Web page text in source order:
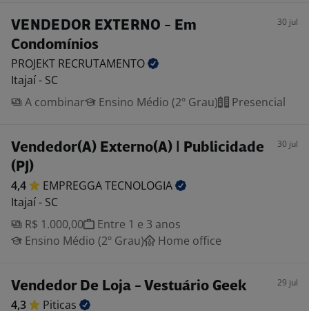
VENDEDOR EXTERNO - Em
Condomínios
30 jul
PROJEKT RECRUTAMENTO
Itajaí - SC
A combinar
Ensino Médio (2º Grau) Presencial
Vendedor(A) Externo(A) | Publicidade
(PJ)
30 jul
4,4 EMPREGGATECNOLOGIA
Itajaí - SC
R$ 1.000,00
Entre 1 e 3 anos
Ensino Médio (2º Grau)
Home office
Vendedor De Loja - Vestuário Geek 29 jul
4,3
Piticas